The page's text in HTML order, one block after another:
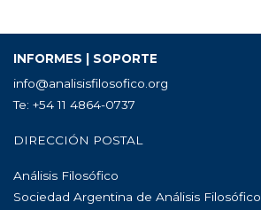
INFORMES | SOPORTE
info@analisisfilosofico.org
Te: +54 11 4864-0737
DIRECCIÓN POSTAL
Análisis Filosófico
Sociedad Argentina de Análisis Filosófico